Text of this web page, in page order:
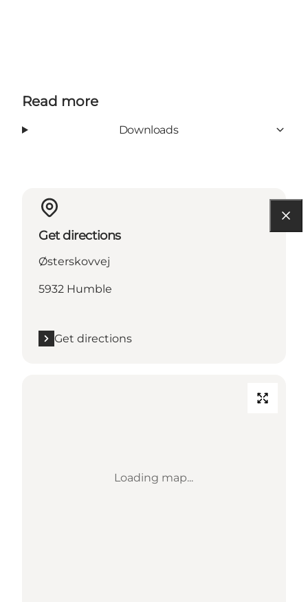
Read more
Downloads
Get directions
Østerskovvej
5932 Humble
Get directions
Loading map...